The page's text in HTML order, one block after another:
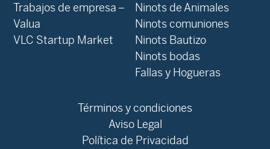
Trabajos de empresa –
Valua
VLC Startup Market
Ninots de Animales
Ninots comuniones
Ninots Bautizo
Ninots bodas
Fallas y Hogueras
Términos y condiciones
Aviso Legal
Política de Privacidad